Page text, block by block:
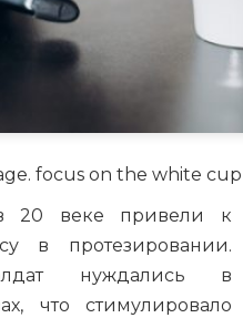
focus on the white
20 веке привели к
в протезировании.
нуждались в
что стимулировало